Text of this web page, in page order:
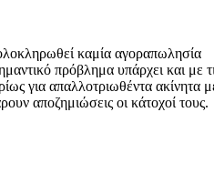
ολοκληρωθεί καμία αγοραπωλησία
πρόβλημα υπάρχει και με
για απαλλοτριωθέντα ακίνητα
αποζημιώσεις οι κάτοχοί τους.